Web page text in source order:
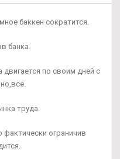
баккен сократится.
банка.
по своим дней с
труда.
ограничив